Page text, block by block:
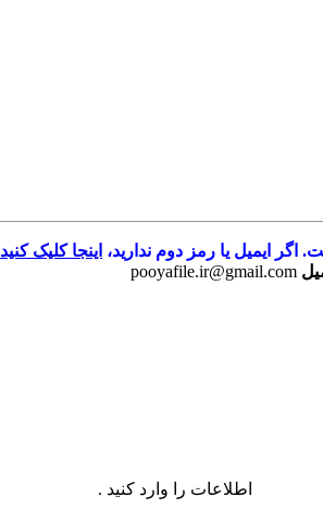
اگر ایمیل یا رمز دوم ندارید، اینجا کلیک کنید
pooyafile.ir@gmail.com
اطلاعات را وارد کنید .